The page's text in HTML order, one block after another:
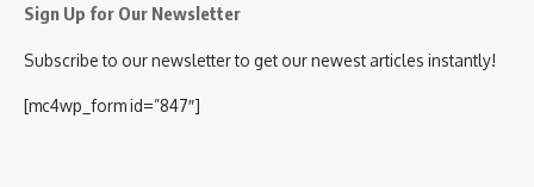
Sign Up for Our Newsletter
Subscribe to our newsletter to get our newest articles instantly!
[mc4wp_form id=”847″]